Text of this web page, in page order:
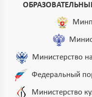
Министерство
Федеральный
Министерство